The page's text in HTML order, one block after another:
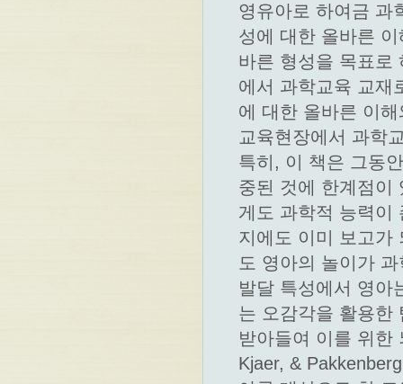
영유아로 하여금 과
성에 대한 올바른
바른 형성을 목표로
에서 과학교육 교재
에 대한 올바른 이
교육현장에서 과학
특히, 이 책은 그동
중된 것에 한계점이
게도 과학적 능력이
지에도 이미 보고가
도 영아의 놀이가
발달 특성에서 영아
는 오감각을 활용한
받아들여 이를 위한
Kjaer, &